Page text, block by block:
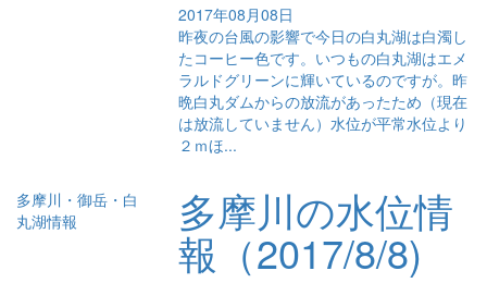
2017年08月08日
昨夜の台風の影響で今日の白丸湖は白濁し
たコーヒー色です。いつもの白丸湖はエメ
ラルドグリーンに輝いているのですが。昨
晩白丸ダムからの放流があったため（現在
は放流していません）水位が平常水位より
２ｍほ...
多摩川・御岳・白
丸湖情報
多摩川の水位情
報（2017/8/8)